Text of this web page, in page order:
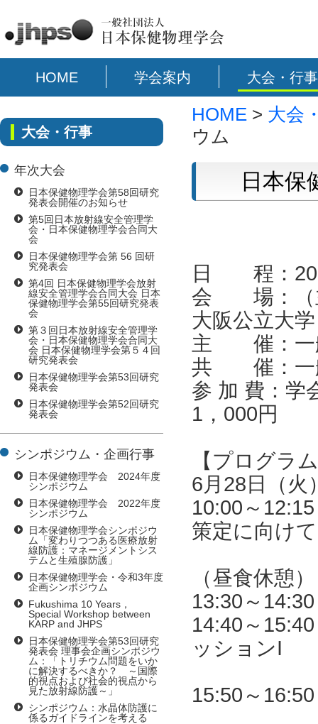
HOME 学会案内 大会・行事
HOME > 大会
ウム
日本
日 程：
会 場：（
大阪公立大
主 催：一
共 催：一般
参 加 費：学
1，000円
【プログラ
6月28日（火
10:00～
策定に向けて
（昼食休憩）
13:30～
14:40～
ッションI
15:50～
大会・行事
年次大会
日本保健物理学会第58回研究
発表会開催のお知らせ
第5回日本放射線安全管理学
会・日本保健物理学会合同大
会
日本保健物理学会第 56 回研
究発表会
第4回 日本保健物理学会放射
線安全管理学会合同大会 日本
保健物理学会第55回研究発表
会
第３回日本放射線安全管理学
会・日本保健物理学会合同大
会 日本保健物理学会第５４回
研究発表会
日本保健物理学会第53回研究
発表会
日本保健物理学会第52回研究
発表会
シンポジウム・企画行事
日本保健物理学会 2024年度
シンポジウム
日本保健物理学会 2022年度
シンポジウム
日本保健物理学会シンポジウ
ム「変わりつつある医療放射
線防護：マネージメントシス
テムと生殖腺防護」
日本保健物理学会・令和3年度
企画シンポジウム
Fukushima 10 Years，
Special Workshop between
KARP and JHPS
日本保健物理学会第53回研究
発表会 理事会企画シンポジウ
ム：「トリチウム問題をいか
に解決するべきか？ ～国際
的視点および社会的視点から
見た放射線防護～」
シンポジウム：水晶体防護に
係るガイドラインを考える